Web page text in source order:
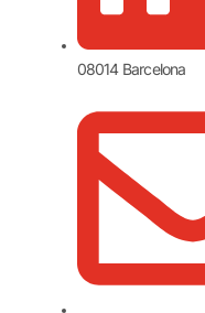
08014 Barcelona